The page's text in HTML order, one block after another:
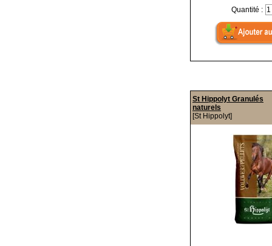
Quantité :
St Hippolyt Granulés
naturels
[St Hippolyt]